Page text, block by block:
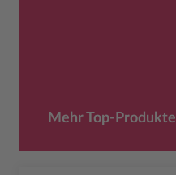
Mehr Top-Produkte